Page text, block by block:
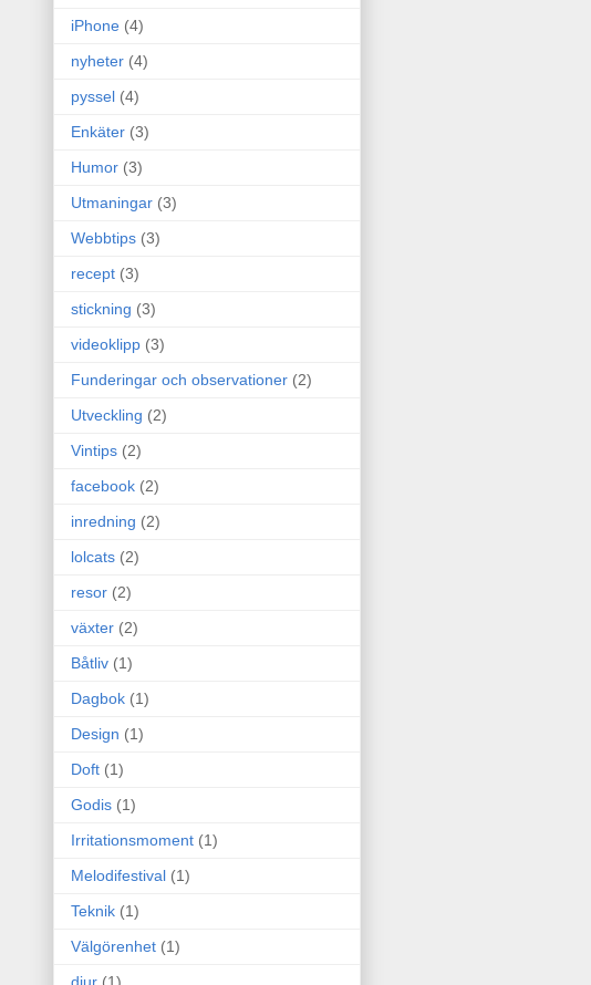
iPhone (4)
nyheter (4)
pyssel (4)
Enkäter (3)
Humor (3)
Utmaningar (3)
Webbtips (3)
recept (3)
stickning (3)
videoklipp (3)
Funderingar och observationer (2)
Utveckling (2)
Vintips (2)
facebook (2)
inredning (2)
lolcats (2)
resor (2)
växter (2)
Båtliv (1)
Dagbok (1)
Design (1)
Doft (1)
Godis (1)
Irritationsmoment (1)
Melodifestival (1)
Teknik (1)
Välgörenhet (1)